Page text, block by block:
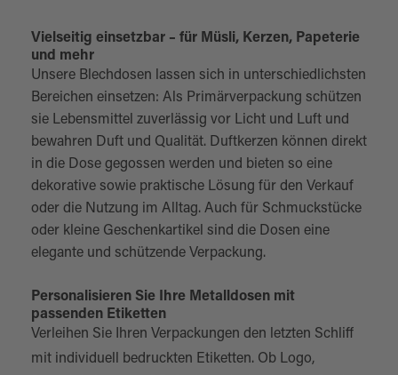
Vielseitig einsetzbar – für Müsli, Kerzen, Papeterie
und mehr
Unsere Blechdosen lassen sich in unterschiedlichsten
Bereichen einsetzen: Als Primärverpackung schützen
sie Lebensmittel zuverlässig vor Licht und Luft und
bewahren Duft und Qualität. Duftkerzen können direkt
in die Dose gegossen werden und bieten so eine
dekorative sowie praktische Lösung für den Verkauf
oder die Nutzung im Alltag. Auch für Schmuckstücke
oder kleine Geschenkartikel sind die Dosen eine
elegante und schützende Verpackung.
Personalisieren Sie Ihre Metalldosen mit
passenden Etiketten
Verleihen Sie Ihren Verpackungen den letzten Schliff
mit individuell bedruckten Etiketten. Ob Logo,